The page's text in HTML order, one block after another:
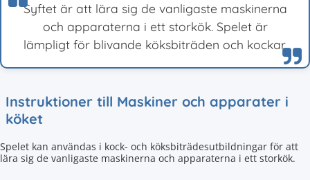
Syftet är att lära sig de vanligaste maskinerna
och apparaterna i ett storkök. Spelet är
lämpligt för blivande köksbiträden och kockar.
Instruktioner till Maskiner och apparater i
köket
Spelet kan användas i kock- och köksbiträdesutbildningar för att
lära sig de vanligaste maskinerna och apparaterna i ett storkök.